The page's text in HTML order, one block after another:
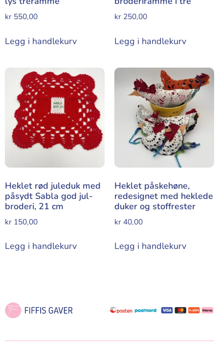
kr 550,00
Legg i handlekurv
kr 250,00
Legg i handlekurv
Heklet rød juleduk med
påsydt Sabla god jul-
broderi, 21 cm
kr 150,00
Legg i handlekurv
Heklet påskehøne,
redesignet med heklede
duker og stoffrester
kr40,00
Legg i handlekurv